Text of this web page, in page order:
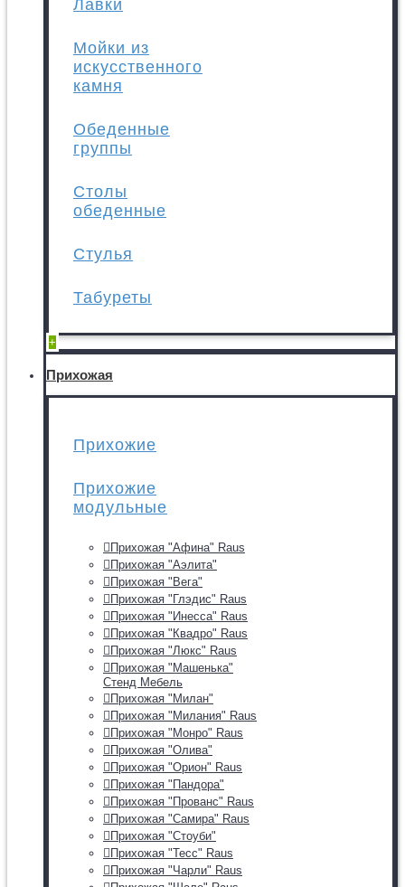
Лавки
Мойки из
искусственного
камня
Обеденные
группы
Столы
обеденные
Стулья
Табуреты
+
Прихожая
Прихожие
Прихожие
модульные
Прихожая "Афина" Raus
Прихожая "Аэлита"
Прихожая "Вега"
Прихожая "Глэдис" Raus
Прихожая "Инесса" Raus
Прихожая "Квадро" Raus
Прихожая "Люкс" Raus
Прихожая "Машенька"
Стенд Мебель
Прихожая "Милан"
Прихожая "Милания" Raus
Прихожая "Монро" Raus
Прихожая "Олива"
Прихожая "Орион" Raus
Прихожая "Пандора"
Прихожая "Прованс" Raus
Прихожая "Самира" Raus
Прихожая "Стоуби"
Прихожая "Тесс" Raus
Прихожая "Чарли" Raus